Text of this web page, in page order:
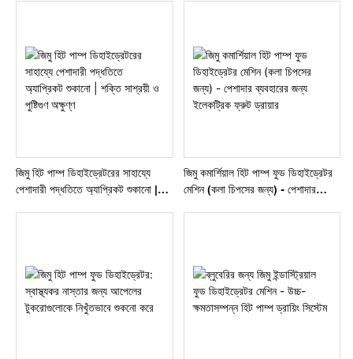
জিমু হিট পাম্প ডিহাইড্রেটরের সাহায্যে
পেশাদারী পদ্ধতিতে অ্যাপ্রিকট শুকানো |
জিমু কমার্শিয়াল হিট পাম্প ফুড ডিহাইড্রেটর
মেশিন (কলা চিপসের জন্য) - পেশাদার